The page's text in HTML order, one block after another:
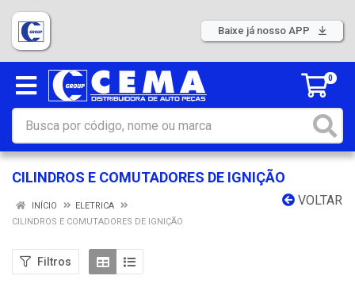
Baixe já nosso APP
0
CILINDROS E COMUTADORES DE IGNIÇÃO
VOLTAR
INÍCIO
ELETRICA
CILINDROS E COMUTADORES DE IGNIÇÃO
Filtros